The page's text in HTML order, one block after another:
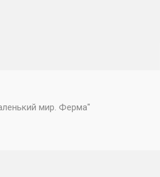
мир. Ферма"